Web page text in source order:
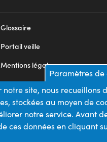
Glossaire
Portail veille
Mentions légales
Appels d'offres
Plan du site
Paramètres
site, nous recueillons
stockées au moyen de
notre service. Avant
ces données en cliquant